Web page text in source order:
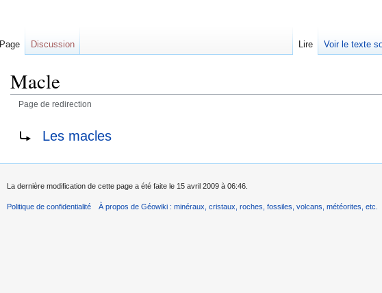
Macle
Page de redirection
Les macles
Page Discussion Lire Voir le texte
La dernière modification de cette page a été faite le 15 avril 2009 à 06:46.
Politique de confidentialité À propos de Géowiki : minéraux, cristaux, roches, fossiles, volcans, météorites, etc.